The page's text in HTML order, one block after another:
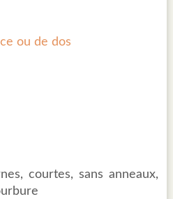
ou de dos
courtes, sans anneaux,